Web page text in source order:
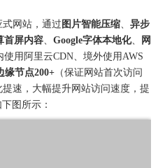
网站，通过 图片智能压缩、 异步
首屏内容、 Google字体本地化、
网
使用阿里云CDN、境外使用AWS
缘节点200+ （保证网站首次访问
速，大幅提升网站访问速度，提
图所示：